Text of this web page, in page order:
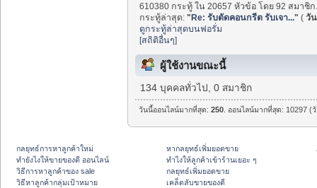
610380 กระทู้ ใน 20657 หัวข้อ โดย 92 สมาชิ
กระทู้ล่าสุด:"Re: รับตัดคอนกรีต รับเจา..." (วั
ดูกระทู้ล่าสุดบนฟอรั่ม
[สถิติอื่นๆ]
ผู้ใช้งานขณะนี้
134 บุคคลทั่วไป, 0 สมาชิก
วันนี้ออนไลน์มากที่สุด:250 . ออนไลน์มากที่สุด: 10297
กลยุทธ์การหาลูกค้าใหม่
ทํายังไงให้ขายของดี ออนไลน์
วิธีการหาลูกค้าของ sale
วิธีหาลูกค้ากลุ่มเป้าหมาย
หากลยุทธ์เพิ่มยอดขาย
ทําไงให้ลูกค้าเข้าร้านเยอะ ๆ
กลยุทธ์เพิ่มยอดขาย
เคล็ดลับขายของดี